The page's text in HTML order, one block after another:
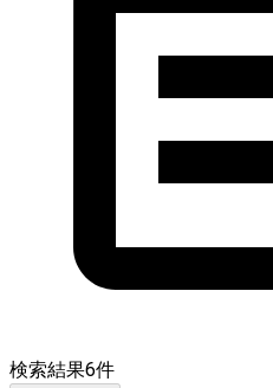
検索結果6件